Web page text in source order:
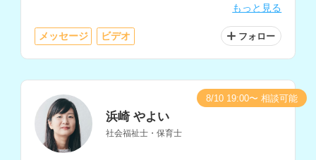
もっと見る
メッセージ ビデオ フォロー
浜崎 やよい
社会福祉士・保育士
8/10 19:00〜 相談可能